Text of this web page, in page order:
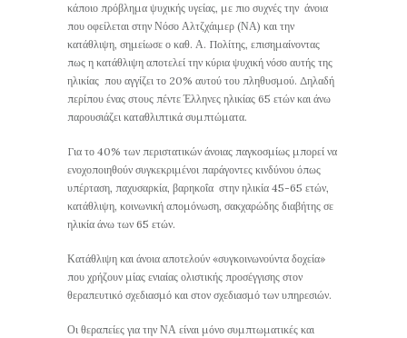
κάποιο πρόβλημα ψυχικής υγείας, με πιο συχνές την άνοια
που οφείλεται στην Νόσο Αλτζχάιμερ (ΝΑ) και την
κατάθλιψη, σημείωσε ο καθ. Α. Πολίτης, επισημαίνοντας
πως η κατάθλιψη αποτελεί την κύρια ψυχική νόσο αυτής της
ηλικίας που αγγίζει το 20% αυτού του πληθυσμού. Δηλαδή
περίπου ένας στους πέντε Έλληνες ηλικίας 65 ετών και άνω
παρουσιάζει καταθλιπτικά συμπτώματα.
Για το 40% των περιστατικών άνοιας παγκοσμίως μπορεί να
ενοχοποιηθούν συγκεκριμένοι παράγοντες κινδύνου όπως
υπέρταση, παχυσαρκία, βαρηκοΐα στην ηλικία 45-65 ετών,
κατάθλιψη, κοινωνική απομόνωση, σακχαρώδης διαβήτης σε
ηλικία άνω των 65 ετών.
Κατάθλιψη και άνοια αποτελούν «συγκοινωνούντα δοχεία»
που χρήζουν μίας ενιαίας ολιστικής προσέγγισης στον
θεραπευτικό σχεδιασμό και στον σχεδιασμό των υπηρεσιών.
Οι θεραπείες για την ΝΑ είναι μόνο συμπτωματικές και